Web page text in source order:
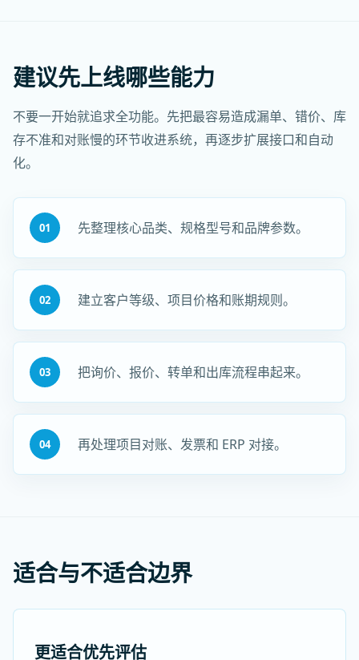
建议先上线哪些能力
不要一开始就追求全功能。先把最容易造成漏单、错价、库
存不准和对账慢的环节收进系统，再逐步扩展接口和自动
化。
01 先整理核心品类、规格型号和品牌参数。
02 建立客户等级、项目价格和账期规则。
03 把询价、报价、转单和出库流程串起来。
04 再处理项目对账、发票和 ERP 对接。
适合与不适合边界
更适合优先评估